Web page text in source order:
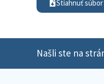
Stiahnuť súbor
Našli ste na